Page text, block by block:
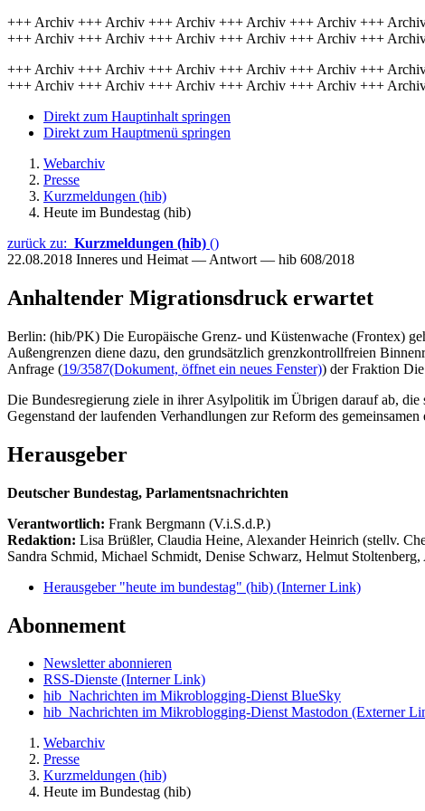
+++ Archiv +++ Archiv +++ Archiv +++ Archiv +++ Archiv +++
+++ Archiv +++ Archiv +++ Archiv +++ Archiv +++ Archiv +++
+++ Archiv +++ Archiv +++ Archiv +++ Archiv +++ Archiv +++
+++ Archiv +++ Archiv +++ Archiv +++ Archiv +++ Archiv +++
Direkt zum Hauptinhalt springen
Direkt zum Hauptmenü springen
Webarchiv
Presse
Kurzmeldungen (hib)
Heute im Bundestag (hib)
zurück zu: Kurzmeldungen (hib) ()
22.08.2018 Inneres und Heimat — Antwort — hib 608/2018
Anhaltender Migrationsdruck erwartet
Berlin: (hib/PK) Die Europäische Grenz- und Küstenwache (Frontex)
Außengrenzen diene dazu, den grundsätzlich grenzkontrollfreien
Anfrage (19/3587(Dokument, öffnet ein neues Fenster)) der Fraktion
Die Bundesregierung ziele in ihrer Asylpolitik im Übrigen darauf ab, die
Gegenstand der laufenden Verhandlungen zur Reform des gemeinsamen
Herausgeber
Deutscher Bundestag, Parlamentsnachrichten
Verantwortlich: Frank Bergmann (V.i.S.d.P.)
Redaktion: Lisa Brüßler, Claudia Heine, Alexander Heinrich (stellv.
Sandra Schmid, Michael Schmidt, Denise Schwarz, Helmut
Herausgeber "heute im bundestag" (hib) (Interner Link)
Abonnement
Newsletter abonnieren
RSS-Dienste (Interner Link)
hib_Nachrichten im Mikroblogging-Dienst BlueSky
hib_Nachrichten im Mikroblogging-Dienst Mastodon (Externer
Webarchiv
Presse
Kurzmeldungen (hib)
Heute im Bundestag (hib)